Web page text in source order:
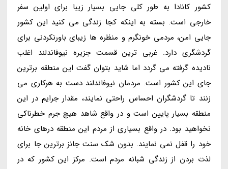
کشور کانادا به طور کلی جایی بسیار زیبا برای اولین سفر
خارجی است. بسته به اینکه کجا زندگی می کنید این کشور
جایی امن، مردمی خونگرم و منظره ها زیبای باورنکردنی برای
گردشگری دارد. غربی ترین قسمت جزیره نیوفاندلند اغلب
نادیده گرفته می گردد اما شاید بتوان گفت این منطقه برترین
جای این کشور است. مردمان نیوفاندلند دست به هرکاری می
زنند تا گردشگران احساس راحتی نمایند، مقدار جرایم در این
منطقه بسیار پایین است و در واقع شاهد هیچ جرم خطرناکی
نخواهید بود. در واقع بسیاری از مردم این منطقه درهای خانه
خود را قفل نمی نمایند. بدون شک سنت جانز برترین جا برای
لذت بردن از زندگی شبانه مردم است. مرکز این کشور که در